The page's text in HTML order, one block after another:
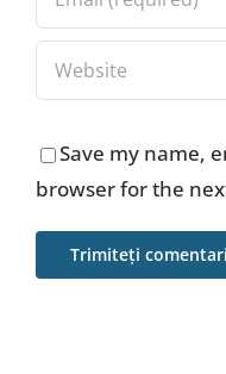
Save my name,
browser for the